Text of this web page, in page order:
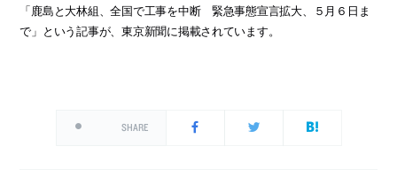
「鹿島と大林組、全国で工事を中断 緊急事態宣言拡大、５月６日ま
で」という記事が、東京新聞に掲載されています。
SHARE